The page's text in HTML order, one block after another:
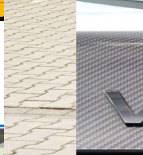
Dawid
Dyrektor
+48 61 677
Zadzwoń